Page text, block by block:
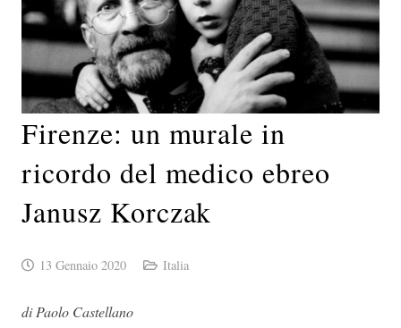
Firenze: un murale in
ricordo del medico ebreo
Janusz Korczak
13 Gennaio 2020 Italia
di Paolo Castellano